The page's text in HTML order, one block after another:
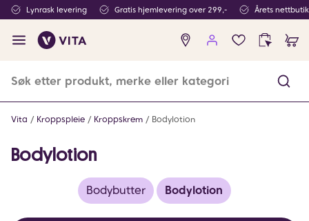
Lynrask levering Gratis hjemlevering over 299,- Årets
Ingen
produkter
Vita Kroppspleie Kroppskrem Bodylotion
Bodylotion
Bodybutter Bodylotion